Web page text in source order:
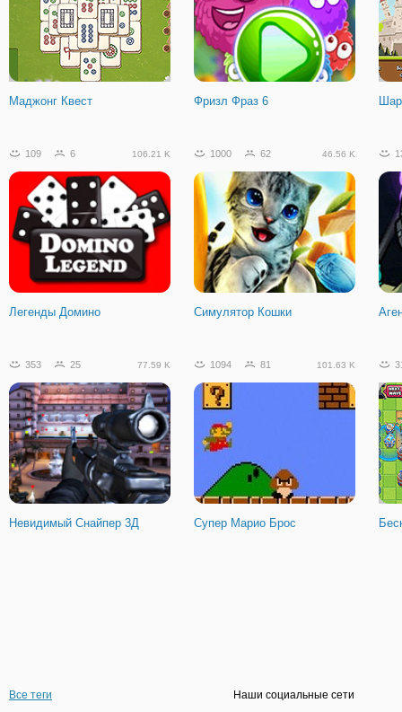
Маджонг Квест Фризл Фраз 6
109 6 106.21 K
Легенды Домино
1000 62 46.56 K
Симулятор Кошки
353 25 77.59 K
Невидимый Снайпер 3Д
1094 81 101.63 K
Супер Марио Брос
Все теги
Наши социальные сети